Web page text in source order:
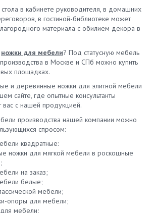
в кабинете руководителя, в домашних
в гостиной-библиотеке может
материала с обилием декора в
ножки для мебели? Под статусную мебель
в Москве и СПб можно купить
площадках.
и деревянные ножки для элитной мебели
сайте, где опытные консультанты
с нашей продукцией.
производства нашей компании можно
спросом:
квадратные:
ножки для мягкой мебели в роскошные
на заказ;
белые;
мебели;
опоры для мебели;
мебели;